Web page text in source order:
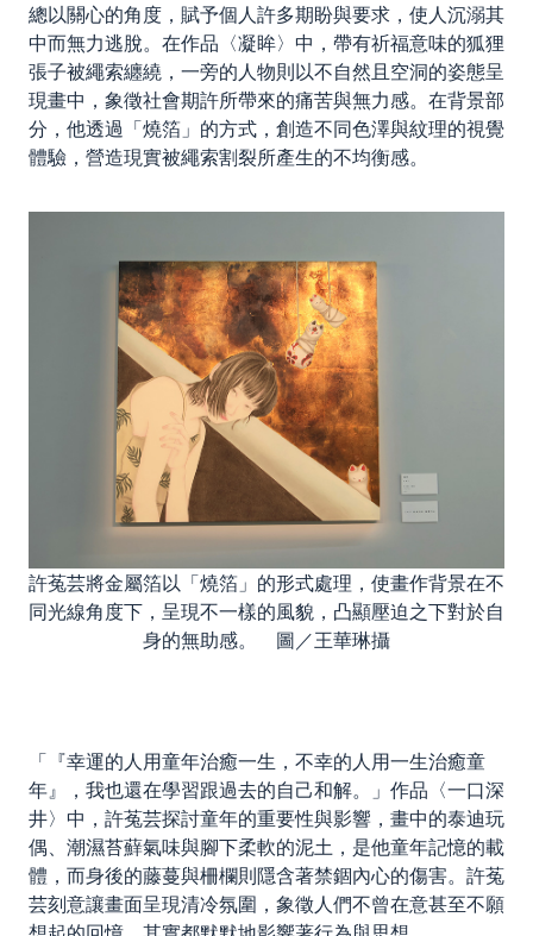
總以關心的角度，賦予個人許多期盼與要求，使人沉溺其
中而無力逃脫。在作品〈凝眸〉中，帶有祈福意味的狐狸
張子被繩索纏繞，一旁的人物則以不自然且空洞的姿態呈
現畫中，象徵社會期許所帶來的痛苦與無力感。在背景部
分，他透過「燒箔」的方式，創造不同色澤與紋理的視覺
體驗，營造現實被繩索割裂所產生的不均衡感。
許菟芸將金屬箔以「燒箔」的形式處理，使畫作背景在不
同光線角度下，呈現不一樣的風貌，凸顯壓迫之下對於自
身的無助感。 圖／王華琳攝
「『幸運的人用童年治癒一生，不幸的人用一生治癒童
年』，我也還在學習跟過去的自己和解。」作品〈一口深
井〉中，許菟芸探討童年的重要性與影響，畫中的泰迪玩
偶、潮濕苔蘚氣味與腳下柔軟的泥土，是他童年記憶的載
體，而身後的藤蔓與柵欄則隱含著禁錮內心的傷害。許菟
芸刻意讓畫面呈現清冷氛圍，象徵人們不曾在意甚至不願